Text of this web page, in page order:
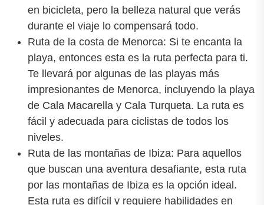
en bicicleta, pero la belleza natural que verás
durante el viaje lo compensará todo.
Ruta de la costa de Menorca: Si te encanta la
playa, entonces esta es la ruta perfecta para ti.
Te llevará por algunas de las playas más
impresionantes de Menorca, incluyendo la playa
de Cala Macarella y Cala Turqueta. La ruta es
fácil y adecuada para ciclistas de todos los
niveles.
Ruta de las montañas de Ibiza: Para aquellos
que buscan una aventura desafiante, esta ruta
por las montañas de Ibiza es la opción ideal.
Esta ruta es difícil y requiere habilidades en